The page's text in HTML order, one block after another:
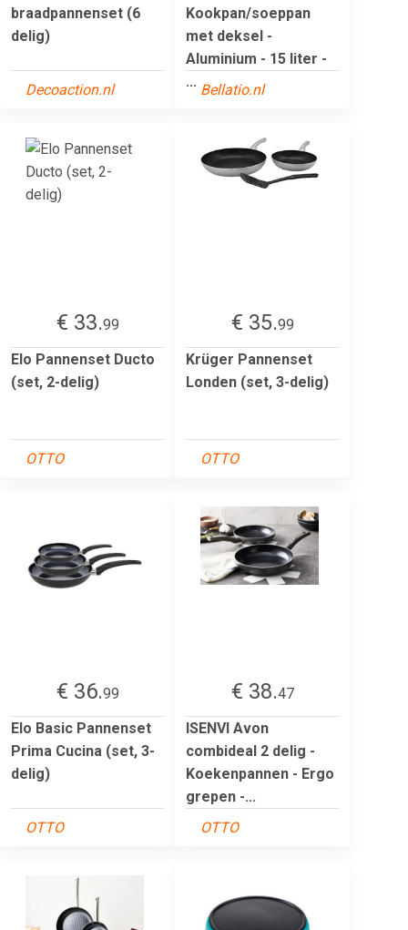
braadpannenset (6
delig)
Decoaction.nl
Kookpan/soeppan
met deksel -
Aluminium - 15 liter -
... Bellatio.nl
€ 33.99
Elo Pannenset Ducto
(set, 2-delig)
OTTO
€ 35.99
Krüger Pannenset
Londen (set, 3-delig)
OTTO
€ 36.99
Elo Basic Pannenset
Prima Cucina (set, 3-
delig)
OTTO
€ 38.47
ISENVI Avon
combideal 2 delig -
Koekenpannen - Ergo
grepen -...
OTTO